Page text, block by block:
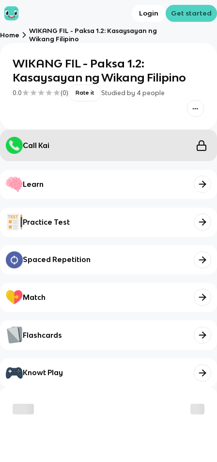
Login Get started
Home
WIKANG FIL - Paksa 1.2: Kasaysayan ng
Wikang Filipino
WIKANG FIL - Paksa 1.2:
Kasaysayan ng Wikang Filipino
0.0 (0) Rate it Studied by 4 people
Call Kai
Learn
Practice Test
Spaced Repetition
Match
Flashcards
Knowt Play